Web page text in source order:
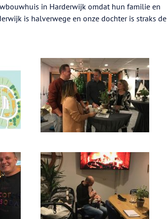
in Harderwijk omdat hun familie en
is halverwege en onze dochter is straks de